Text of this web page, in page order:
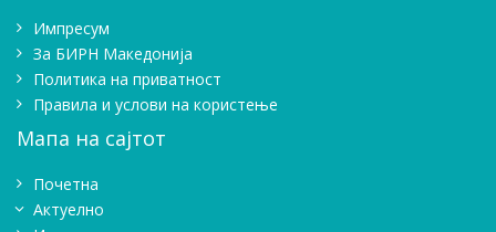
Импресум
Зa БИРН Македонија
Политика на приватност
Правила и услови на користење
Мапа на сајтот
Почетна
Актуелно